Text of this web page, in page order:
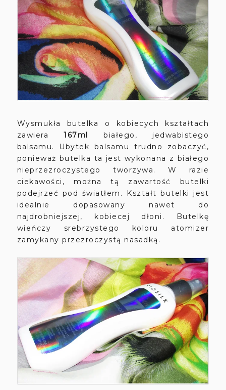
Wysmukła butelka o kobiecych kształtach
zawiera167ml
białego, jedwabistego
balsamu. Ubytek balsamu trudno zobaczyć,
ponieważ butelka ta jest wykonana z białego
nieprzezroczystego tworzywa. W razie
ciekawości, można tą zawartość butelki
podejrzeć pod światłem. Kształt butelki jest
idealnie dopasowany nawet do
najdrobniejszej, kobiecej dłoni. Butelkę
wieńczy srebrzystego koloru atomizer
zamykany przezroczystą nasadką.